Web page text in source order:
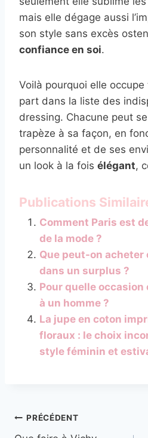
mais elle dégage aussi
son style sans excès
confiance en soi.
Voilà pourquoi elle
part dans la liste des
dressing. Chacune peut
trapèze à sa façon, en
personnalité et de ses
un look à la fois élégant,
Publications
Comment Paris est
de la mode ?
Que peut-on acheter
dans un surplus ?
Pour quelle
à un homme ?
La jupe en coton
floraux : le choix
style féminin et
Navigation
PRÉCÉDENT